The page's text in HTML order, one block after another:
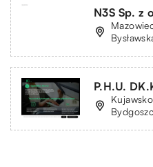
N3S Sp. z
P.H.U.